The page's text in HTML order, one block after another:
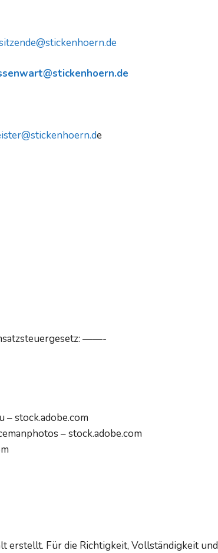
e
——-
– stock.adobe.com
– stock.adobe.com
erstellt. Für die Richtigkeit, Vollständigkeit und